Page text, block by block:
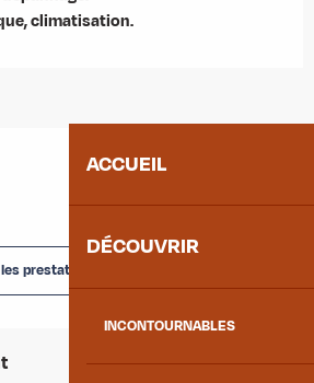
ACCUEIL
DÉCOUVRIR
INCONTOURNABLES
climatisation.
prestations